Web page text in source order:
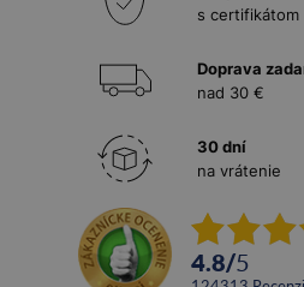
s certifikátom
Doprava
nad 30 €
30 dní
na vrátenie
4.8/5